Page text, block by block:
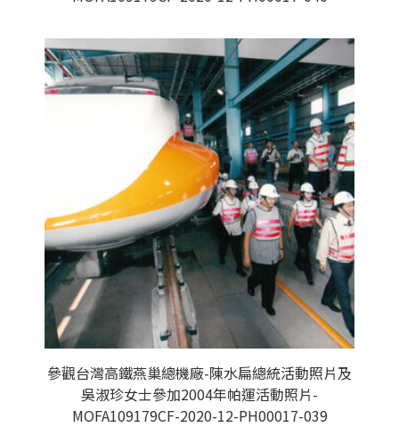
參觀台灣高鐵燕巢總機廠-陳水扁總統活動照片及
吳淑珍女士參加2004年帕運活動照片-
MOFA109179CF-2020-12-PH00017-039